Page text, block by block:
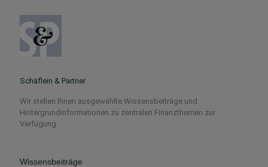
Schäflein & Partner
Wir stellen Ihnen ausgewählte Wissensbeiträge und
Hintergrundinformationen zu zentralen Finanzthemen zur
Verfügung
Wissensbeiträge